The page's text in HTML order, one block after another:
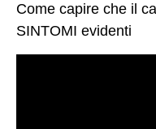
Come capire che il
SINTOMI evidenti